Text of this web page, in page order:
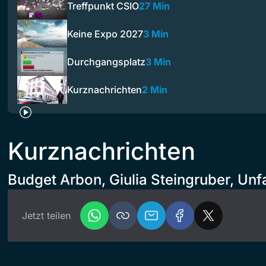
Treffpunkt CSIO27 Min
Keine Expo 20273 Min
Durchgangsplatz3 Min
Kurznachrichten2 Min
Kurznachrichten
Budget Arbon, Giulia Steingruber,
Jetzt teilen